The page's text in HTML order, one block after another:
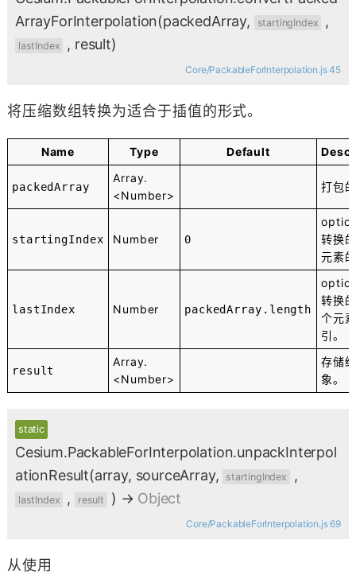
ArrayForInterpolation(packedArray, startingIndex ,
lastIndex , result)
Core/PackableForInterpolation.js 45
将压缩数组转换为适合于插值的形式。
Name Type Default
packedArray
Array.
<Number>
打包
startingIndex Number 0
转换
元素
lastIndex Number packedArray.length
转换
个元
引。
result
Array.
<Number>
存储
象。
static
Cesium.PackableForInterpolation.unpackInterpol
ationResult(array, sourceArray, startingIndex ,
lastIndex , result ) → Object
Core/PackableForInterpolation.js 69
从使用